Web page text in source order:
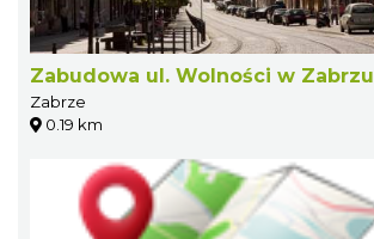
Zabudowa ul. Wolności w Zabrzu
Zabrze
0.19 km